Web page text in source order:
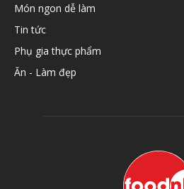
Món ngon dễ làm
Tin tức
Phụ gia thực phẩm
Ăn - Làm đẹp